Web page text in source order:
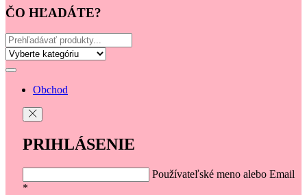
ČO HĽADÁTE?
Obchod
PRIHLÁSENIE
Používateľské meno alebo Email
*